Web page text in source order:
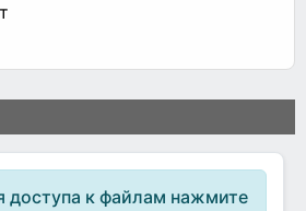
доступа к файлам нажмите